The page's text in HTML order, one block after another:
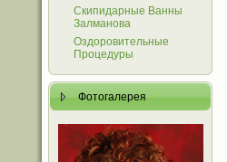
Скипидарные Ванны
Залманова
Оздоровительные
Процедуры
Фотогалерея